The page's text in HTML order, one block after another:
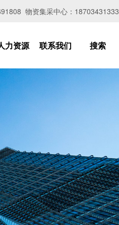
物资集采中心：18703431333
力资源 联系我们 搜索